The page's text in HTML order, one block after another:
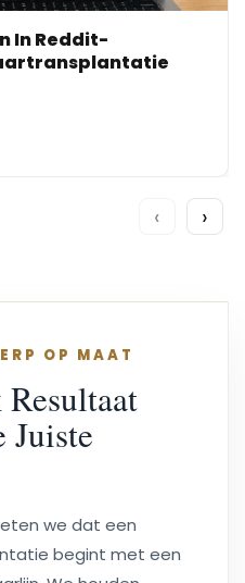
In Reddit-
‹ ›
OP MAAT
Juiste
we dat een
begint met een